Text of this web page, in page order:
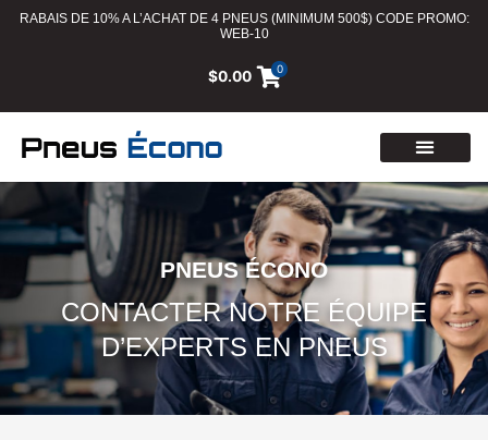
RABAIS DE 10% A L’ACHAT DE 4 PNEUS (MINIMUM 500$) CODE PROMO:
WEB-10
$0.00 0
PNEUS ÉCONO
CONTACTER NOTRE ÉQUIPE
D’EXPERTS EN PNEUS